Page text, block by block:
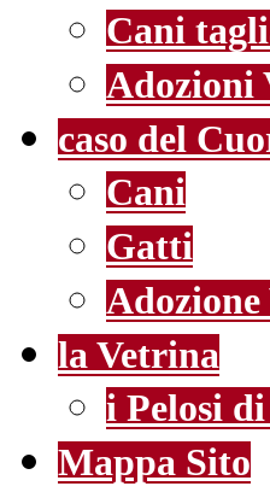
Cani
Adozioni
caso del
Cani
Gatti
la Vetrina
i Pelosi
Mappa Sito